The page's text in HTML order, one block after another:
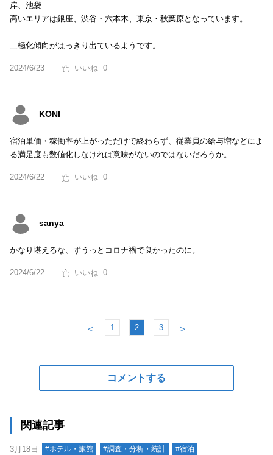
岸、池袋
高いエリアは銀座、渋谷・六本木、東京・秋葉原となっています。
二極化傾向がはっきり出ているようです。
2024/6/23 0
KONI
宿泊単価・稼働率が上がっただけで終わらず、従業員の給与増などによ
る満足度も数値化しなければ意味がないのではないだろうか。
2024/6/22 0
sanya
かなり堪えるな、ずうっとコロナ禍で良かったのに。
2024/6/22 0
＜ 1 2 3 ＞
コメントする
関連記事
3月18日 #ホテル・旅館 #調査・分析・統計 #宿泊